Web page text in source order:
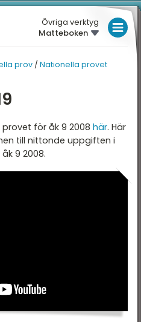
Övriga verktyg
Matteboken
prov / Nationella provet
för åk 9 2008 här. Här
till nittonde uppgiften i
9 2008.
LÅGSTADIET
MELLANSTADIET
ÅRSKURS 9
Nationella provet
årskurs 9 2008
GYMNASIET
HÖGSKOLEPROV
DIGITALA VERKTYG